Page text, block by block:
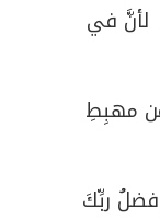
لأنَّ في
مهبِطِ
ربِّكَ